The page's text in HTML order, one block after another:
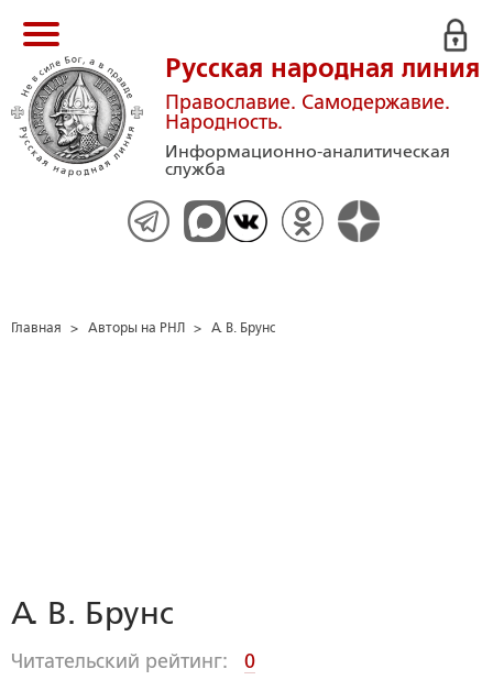
Русская народная линия
Православие. Самодержавие.
Народность.
Информационно-аналитическая
служба
Главная > Авторы на РНЛ > А. В. Брунс
А. В. Брунс
Читательский рейтинг: 0